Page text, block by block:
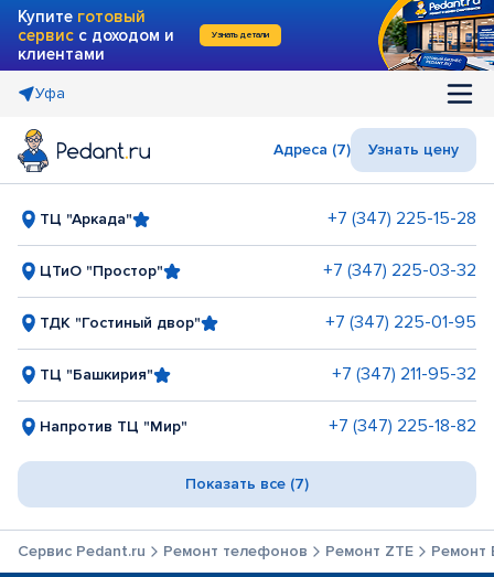
Купите готовый
сервис с доходом и
клиентами
Узнать детали
Уфа
Адреса (7) Узнать цену
ТЦ "Аркада" +7 (347) 225-15-28
ЦТиО "Простор" +7 (347) 225-03-32
ТДК "Гостиный двор" +7 (347) 225-01-95
ТЦ "Башкирия" +7 (347) 211-95-32
Напротив ТЦ "Мир" +7 (347) 225-18-82
Показать все (7)
Сервис Pedant.ru Ремонт телефонов Ремонт ZTE Ремонт